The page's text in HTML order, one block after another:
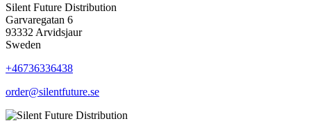
Silent Future Distribution
Garvaregatan 6
93332 Arvidsjaur
Sweden
+46736336438
order@silentfuture.se